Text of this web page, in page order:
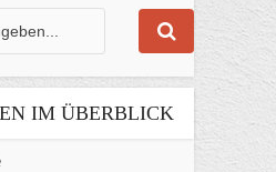
IM ÜBERBLICK